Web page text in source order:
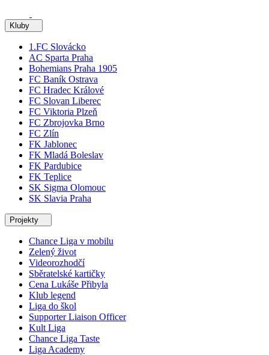
Kluby
1.FC Slovácko
AC Sparta Praha
Bohemians Praha 1905
FC Baník Ostrava
FC Hradec Králové
FC Slovan Liberec
FC Viktoria Plzeň
FC Zbrojovka Brno
FC Zlín
FK Jablonec
FK Mladá Boleslav
FK Pardubice
FK Teplice
SK Sigma Olomouc
SK Slavia Praha
Projekty
Chance Liga v mobilu
Zelený život
Videorozhodčí
Sběratelské kartičky
Cena Lukáše Přibyla
Klub legend
Liga do škol
Supporter Liaison Officer
Kult Liga
Chance Liga Taste
Liga Academy